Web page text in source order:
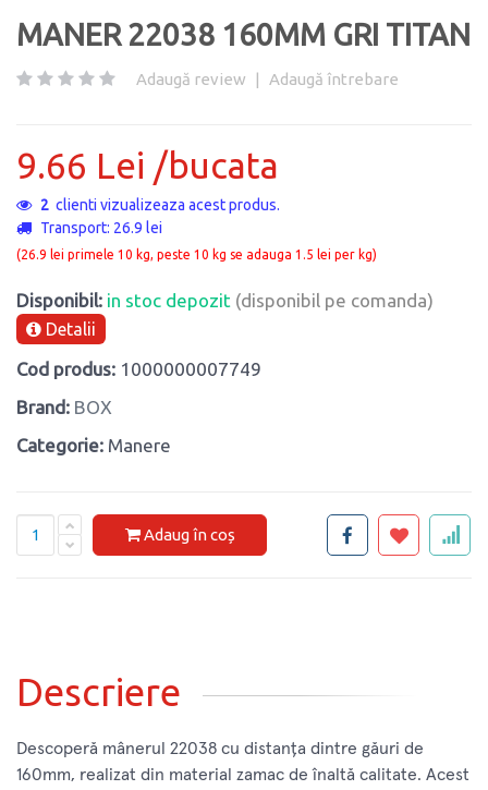
MANER 22038 160MM GRI TITAN
Adaugă review | Adaugă întrebare
9.66 Lei /bucata
2 clienti vizualizeaza acest produs.
Transport: 26.9 lei
(26.9 lei primele 10 kg, peste 10 kg se adauga 1.5 lei per kg)
Disponibil: in stoc depozit (disponibil pe comanda)
Detalii
Cod produs: 1000000007749
Brand: BOX
Categorie: Manere
Adaug în coș
Descriere
Descoperă mânerul 22038 cu distanța dintre găuri de
160mm, realizat din material zamac de înaltă calitate. Acest